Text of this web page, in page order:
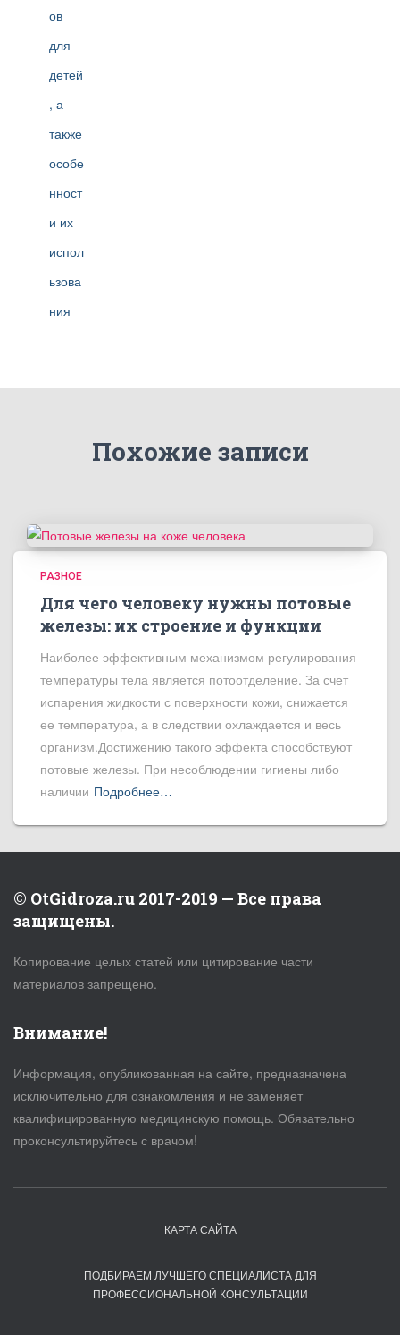
Похожие записи
РАЗНОЕ
Для чего человеку нужны потовые
железы: их строение и функции
Наиболее эффективным механизмом регулирования
температуры тела является потоотделение. За счет
испарения жидкости с поверхности кожи, снижается
ее температура, а в следствии охлаждается и весь
организм.Достижению такого эффекта способствуют
потовые железы. При несоблюдении гигиены либо
наличии Подробнее…
© OtGidroza.ru 2017-2019 — Все права
защищены.
Копирование целых статей или цитирование части
материалов запрещено.
Внимание!
Информация, опубликованная на сайте, предназначена
исключительно для ознакомления и не заменяет
квалифицированную медицинскую помощь. Обязательно
проконсультируйтесь с врачом!
КАРТА САЙТА
ПОДБИРАЕМ ЛУЧШЕГО СПЕЦИАЛИСТА ДЛЯ
ПРОФЕССИОНАЛЬНОЙ КОНСУЛЬТАЦИИ